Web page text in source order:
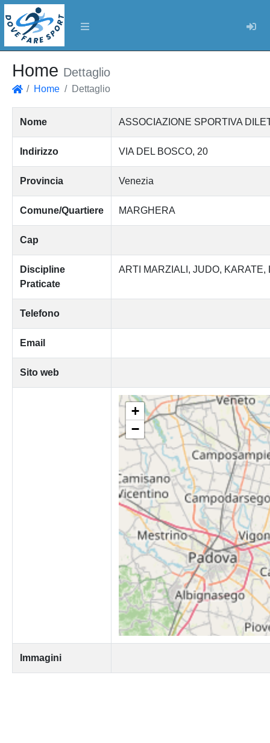
Home Dettaglio
Home Dettaglio
Nome ASSOCIAZIONE SPORTIVA
Indirizzo VIA DEL BOSCO, 20
Provincia Venezia
Comune/Quartiere MARGHERA
Cap
Discipline
Praticate
ARTI MARZIALI JUDO KARATE
Telefono
Email
Sito web
+
−
Immagini